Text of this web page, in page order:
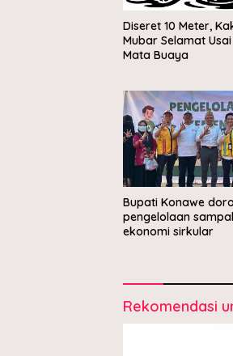
Diseret 10 Meter,
Mubar Selamat
Mata Buaya
Bupati Konawe
pengelolaan
ekonomi sirkular
Rekomendasi